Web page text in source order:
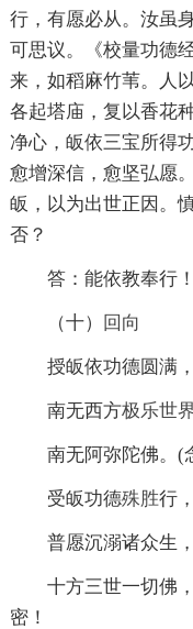
行，有愿必从。汝虽
可思议。《校量功德
来，如稻麻竹苇。人
各起塔庙，复以香花
净心，皈依三宝所得
愈增深信，愈坚弘愿
皈，以为出世正因。
否？
答：能依教奉行！
（十） 回向
授皈依功德圆满，
南无西方极乐世
南无阿弥陀佛。(
受皈功德殊胜行
普愿沉溺诸众生，
十方三世一切佛，
密！